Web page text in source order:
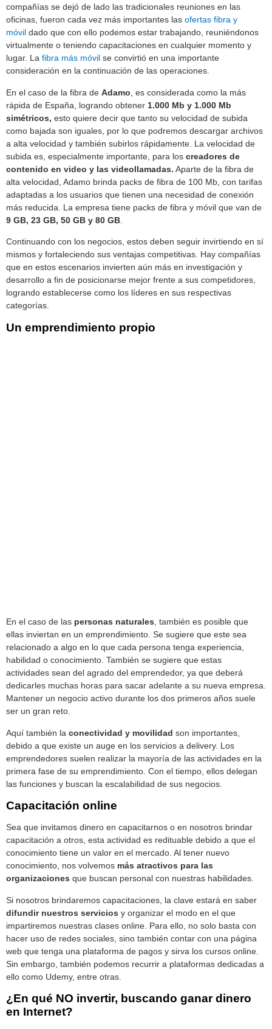
compañías se dejó de lado las tradicionales reuniones en las
oficinas, fueron cada vez más importantes las ofertas fibra y
móvil dado que con ello podemos estar trabajando, reuniéndonos
virtualmente o teniendo capacitaciones en cualquier momento y
lugar. La fibra más móvil se convirtió en una importante
consideración en la continuación de las operaciones.
En el caso de la fibra de Adamo , es considerada como la más
rápida de España, logrando obtener 1.000 Mb y 1.000 Mb
simétricos, esto quiere decir que tanto su velocidad de subida
como bajada son iguales, por lo que podremos descargar archivos
a alta velocidad y también subirlos rápidamente. La velocidad de
subida es, especialmente importante, para los creadores de
contenido en video y las videollamadas. Aparte de la fibra de
alta velocidad, Adamo brinda packs de fibra de 100 Mb, con tarifas
adaptadas a los usuarios que tienen una necesidad de conexión
más reducida. La empresa tiene packs de fibra y móvil que van de
9 GB, 23 GB, 50 GB y 80 GB
Continuando con los negocios, estos deben seguir invirtiendo en sí
mismos y fortaleciendo sus ventajas competitivas. Hay compañías
que en estos escenarios invierten aún más en investigación y
desarrollo a fin de posicionarse mejor frente a sus competidores,
logrando establecerse como los líderes en sus respectivas
categorías.
Un emprendimiento propio
En el caso de las personas naturales, también es posible que
ellas inviertan en un emprendimiento. Se sugiere que este sea
relacionado a algo en lo que cada persona tenga experiencia,
habilidad o conocimiento. También se sugiere que estas
actividades sean del agrado del emprendedor, ya que deberá
dedicarles muchas horas para sacar adelante a su nueva empresa.
Mantener un negocio activo durante los dos primeros años suele
ser un gran reto.
Aquí también la conectividad y movilidad son importantes,
debido a que existe un auge en los servicios a delivery. Los
emprendedores suelen realizar la mayoría de las actividades en la
primera fase de su emprendimiento. Con el tiempo, ellos delegan
las funciones y buscan la escalabilidad de sus negocios.
Capacitación online
Sea que invitamos dinero en capacitarnos o en nosotros brindar
capacitación a otros, esta actividad es redituable debido a que el
conocimiento tiene un valor en el mercado. Al tener nuevo
conocimiento, nos volvemos más atractivos para las
organizaciones que buscan personal con nuestras habilidades.
Si nosotros brindaremos capacitaciones, la clave estará en saber
difundir nuestros servicios y organizar el modo en el que
impartiremos nuestras clases online. Para ello, no solo basta con
hacer uso de redes sociales, sino también contar con una página
web que tenga una plataforma de pagos y sirva los cursos online.
Sin embargo, también podemos recurrir a plataformas dedicadas a
ello como Udemy, entre otras.
¿En qué NO invertir, buscando ganar dinero
en Internet?